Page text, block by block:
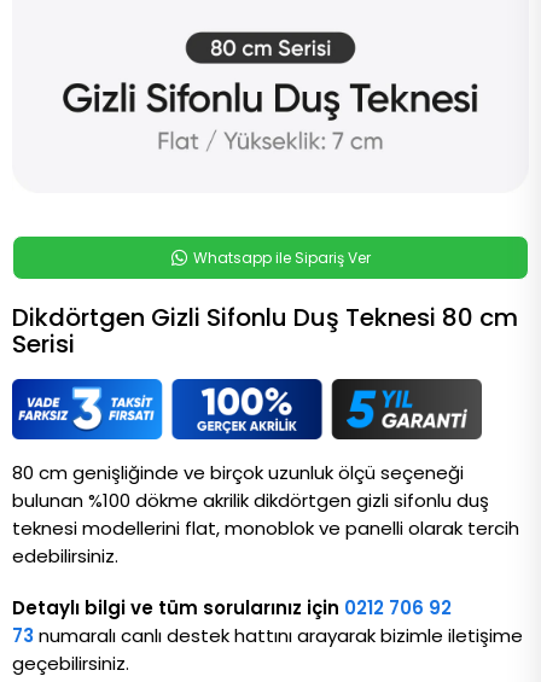
Whatsapp ile Sipariş Ver
Dikdörtgen Gizli Sifonlu Duş Teknesi 80 cm
Serisi
80 cm genişliğinde ve birçok uzunluk ölçü seçeneği
bulunan %100 dökme akrilik dikdörtgen gizli sifonlu duş
teknesi modellerini flat, monoblok ve panelli olarak tercih
edebilirsiniz.
Detaylı bilgi ve tüm sorularınız için 0212 706 92
73 numaralı canlı destek hattını arayarak bizimle iletişime
geçebilirsiniz.